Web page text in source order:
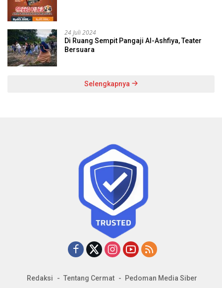
24 Juli 2024
Di Ruang Sempit Pangaji Al-Ashfiya, Teater
Bersuara
Selengkapnya
Redaksi Tentang Cermat
Pedoman Media Siber